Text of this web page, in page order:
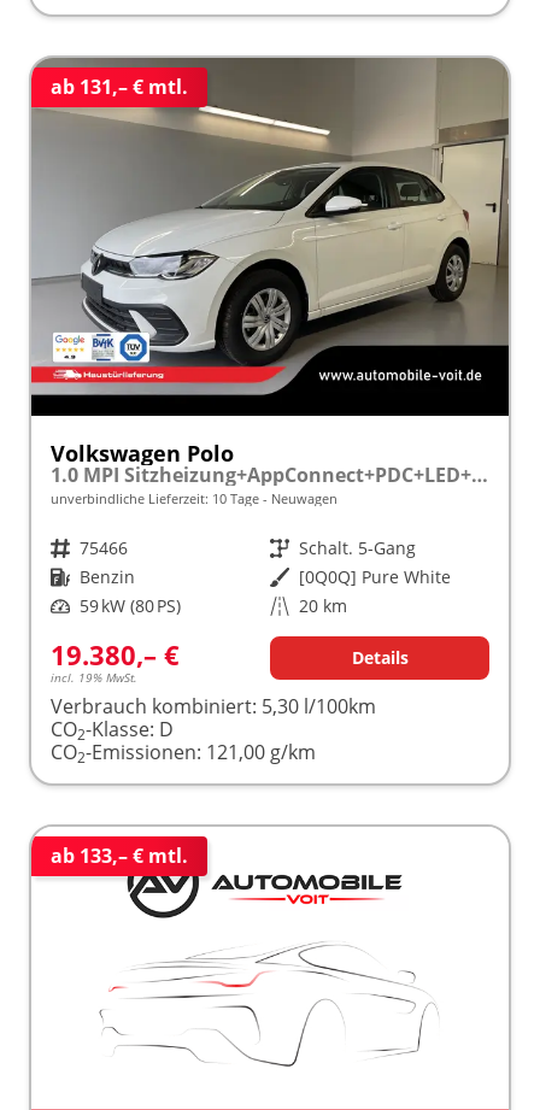
ab 131,– € mtl.
Volkswagen Polo
1.0 MPI Sitzheizung+AppConnect+PDC+LED+Touch+Lichtsensor+MultiLenkrad
unverbindliche Lieferzeit: 10 Tage Neuwagen
Fahrzeugnr. 75466 Getriebe Schalt. 5-Gang
Kraftstoff Benzin Außenfarbe [0Q0Q] Pure White
Leistung 59 kW (80 PS) Kilometerstand 20 km
19.380,– €
incl. 19% MwSt.
Details
Verbrauch kombiniert: 5,30 l/100km
CO2-Klasse: D
CO2-Emissionen: 121,00 g/km
ab 133,– € mtl.